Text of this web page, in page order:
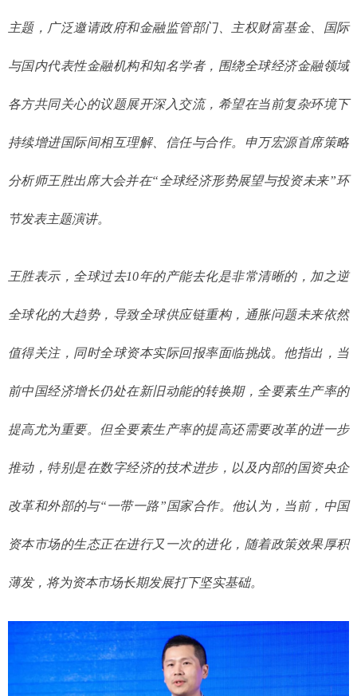
主题，广泛邀请政府和金融监管部门、主权财富基金、国际
与国内代表性金融机构和知名学者，围绕全球经济金融领域
各方共同关心的议题展开深入交流，希望在当前复杂环境下
持续增进国际间相互理解、信任与合作。申万宏源首席策略
分析师王胜出席大会并在“全球经济形势展望与投资未来”环
节发表主题演讲。
王胜表示，全球过去10年的产能去化是非常清晰的，加之逆
全球化的大趋势，导致全球供应链重构，通胀问题未来依然
值得关注，同时全球资本实际回报率面临挑战。他指出，当
前中国经济增长仍处在新旧动能的转换期，全要素生产率的
提高尤为重要。但全要素生产率的提高还需要改革的进一步
推动，特别是在数字经济的技术进步，以及内部的国资央企
改革和外部的与“一带一路”国家合作。他认为，当前，中国
资本市场的生态正在进行又一次的进化，随着政策效果厚积
薄发，将为资本市场长期发展打下坚实基础。